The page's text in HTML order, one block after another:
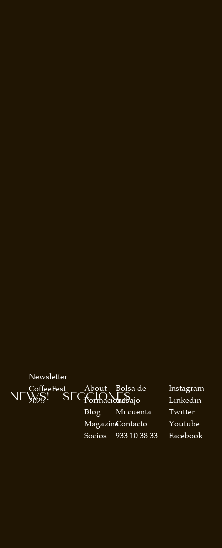
SECCIONES
About
Formaciones
Blog
Magazine
Socios
Bolsa de
trabajo
Mi cuenta
Contacto
933 10 38 33
NEWS!
Newsletter
CoffeeFest
2025
Instagram
Linkedin
Twitter
Youtube
Facebook